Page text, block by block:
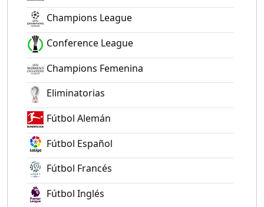
Champions League
Conference League
Champions Femenina
Eliminatorias
Fútbol Alemán
Fútbol Español
Fútbol Francés
Fútbol Inglés